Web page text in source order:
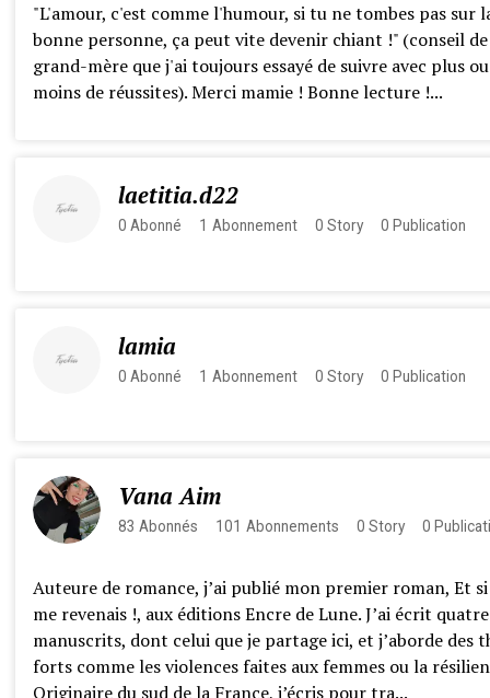
"L'amour, c'est comme l'humour, si tu ne tombes pas sur
bonne personne, ça peut vite devenir chiant !" (conseil
grand-mère que j'ai toujours essayé de suivre avec plus ou
moins de réussites). Merci mamie ! Bonne lecture !...
laetitia.d22
0 Abonné 1 Abonnement 0 Story 0 Publication
lamia
0 Abonné 1 Abonnement 0 Story 0 Publication
Vana Aim
83 Abonnés 101 Abonnements 0 Story 0
Auteure de romance, j’ai publié mon premier roman, Et
me revenais !, aux éditions Encre de Lune. J’ai écrit quatre
manuscrits, dont celui que je partage ici, et j’aborde des
forts comme les violences faites aux femmes ou la
Originaire du sud de la France, j’écris pour tra...